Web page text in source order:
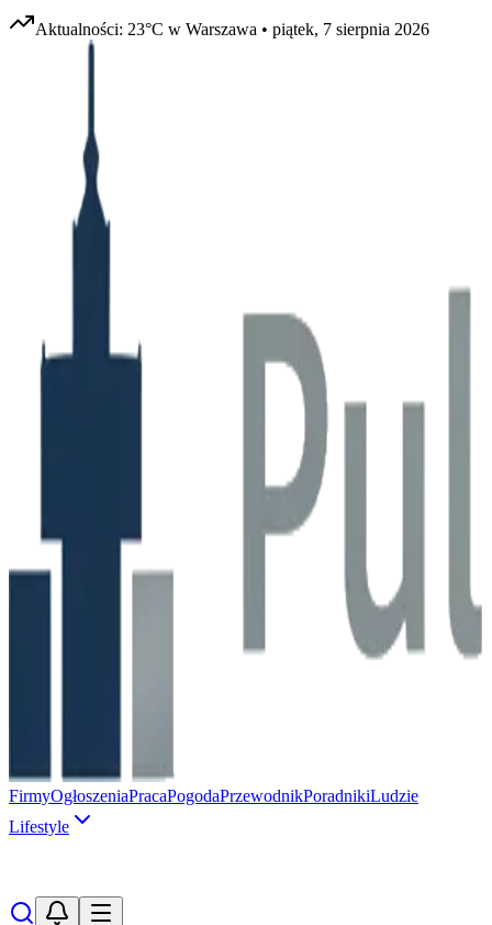
Aktualności: 23°C w Warszawa • piątek, 7 sierpnia 2026
FirmyOgłoszeniaPracaPogodaPrzewodnikPoradnikiLudzie
Lifestyle